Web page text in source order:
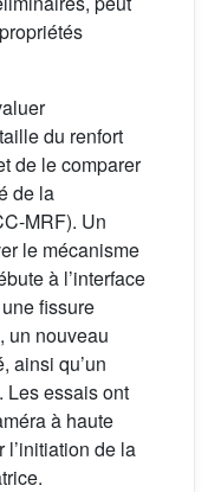
du renfort
de le comparer
de la
MRF). Un
le mécanisme
à l’interface
fissure
un nouveau
ainsi qu’un
Les essais ont
à haute
l’initiation de la